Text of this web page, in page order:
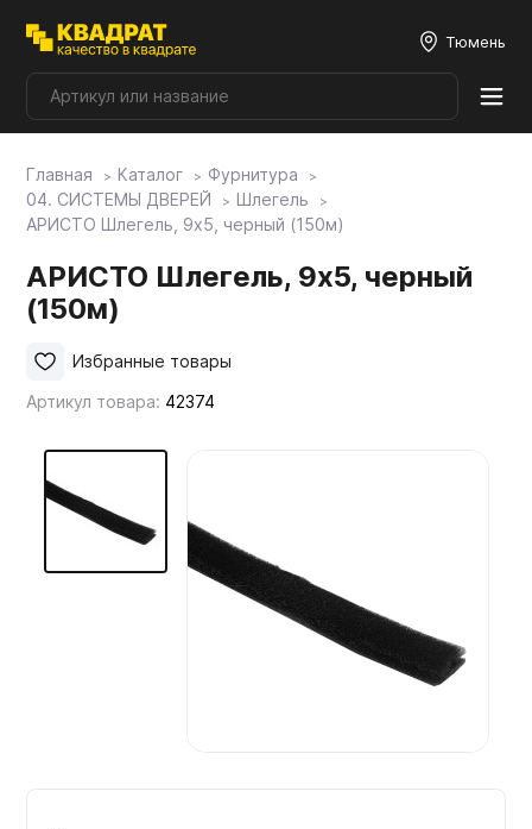
Тюмень
Плитные материалы
Мой ЭГГЕР
Фасады
Мебельные образцы, каталоги
Главная Каталог
Фурнитура
04. СИСТЕМЫ ДВЕРЕЙ
Шлегель
АРИСТО Шлегель, 9х5, черный (150м)
АРИСТО Шлегель, 9х5, черный
(150м)
Артикул товара: 42374
Избранные товары